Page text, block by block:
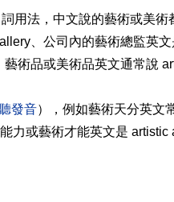
用法，中文說的藝術或美
、公司內的藝術總監英
術品或美術品英文通常說
發音），例如藝術天分英文
力或藝術才能英文是